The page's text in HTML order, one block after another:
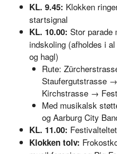
KL. 9.45: Klokken
startsignal
KL. 10.00: Stor parade
indskoling (afholdes i
og hagl)
Rute:
Staufergutstrasse
Kirchstrasse →
Med musikalsk
og Aarburg City
KL. 11.00:
Klokken tolv: